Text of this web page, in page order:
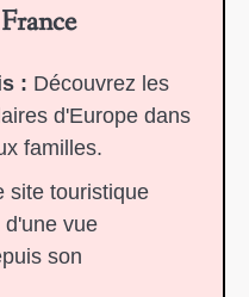
: Découvrez les
d'Europe dans
familles.
site touristique
vue
son